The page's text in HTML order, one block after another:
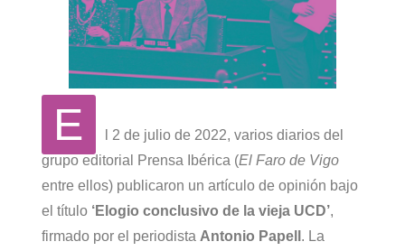
E
l 2 de julio de 2022, varios diarios del
grupo editorial Prensa Ibérica (El Faro de Vigo
entre ellos) publicaron un artículo de opinión bajo
el título ‘Elogio conclusivo de la vieja UCD’,
firmado por el periodista Antonio Papell . La